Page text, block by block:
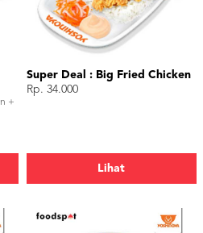
+
Super Deal : Big Fried Chicken
Rp. 34.000
Lihat